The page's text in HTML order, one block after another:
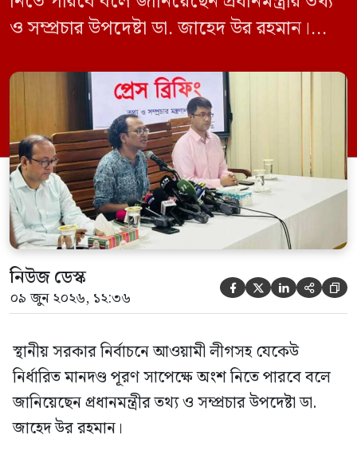
ও সম্প্রচার উপদেষ্টা ডা. জাহেদ উর রহমান।
সম্মেলন কক্ষে এক প্রেস ব্রিফিংয়ে সাংবাদিকদের
এক প্রশ্নের জবাবে তিনি এ কথা বলেন।
নিউজ ডেস্ক
০৯ জুন ২০২৬, ১২:৩৬     
স্থানীয় সরকার নির্বাচনে আওয়ামী লীগসহ যেকেউ
নির্ধারিত মানদণ্ড পূরণ সাপেক্ষে অংশ নিতে পারবে বলে
জানিয়েছেন প্রধানমন্ত্রীর তথ্য ও সম্প্রচার উপদেষ্টা ডা.
জাহেদ উর রহমান।